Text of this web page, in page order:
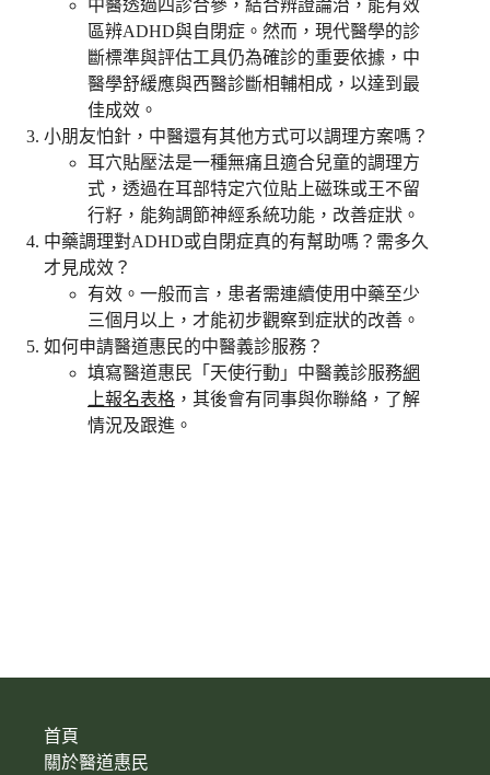
中醫透過四診合參，結合辨證論治，能有效
區辨ADHD與自閉症。然而，現代醫學的診
斷標準與評估工具仍為確診的重要依據，中
醫學舒緩應與西醫診斷相輔相成，以達到最
佳成效。
小朋友怕針，中醫還有其他方式可以調理方案嗎？
耳穴貼壓法是一種無痛且適合兒童的調理方
式，透過在耳部特定穴位貼上磁珠或王不留
行籽，能夠調節神經系統功能，改善症狀。
中藥調理對ADHD或自閉症真的有幫助嗎？需多久
才見成效？
有效。一般而言，患者需連續使用中藥至少
三個月以上，才能初步觀察到症狀的改善。
如何申請醫道惠民的中醫義診服務？
填寫醫道惠民「天使行動」中醫義診服務網
上報名表格 ，其後會有同事與你聯絡，了解
情況及跟進。
首頁
關於醫道惠民